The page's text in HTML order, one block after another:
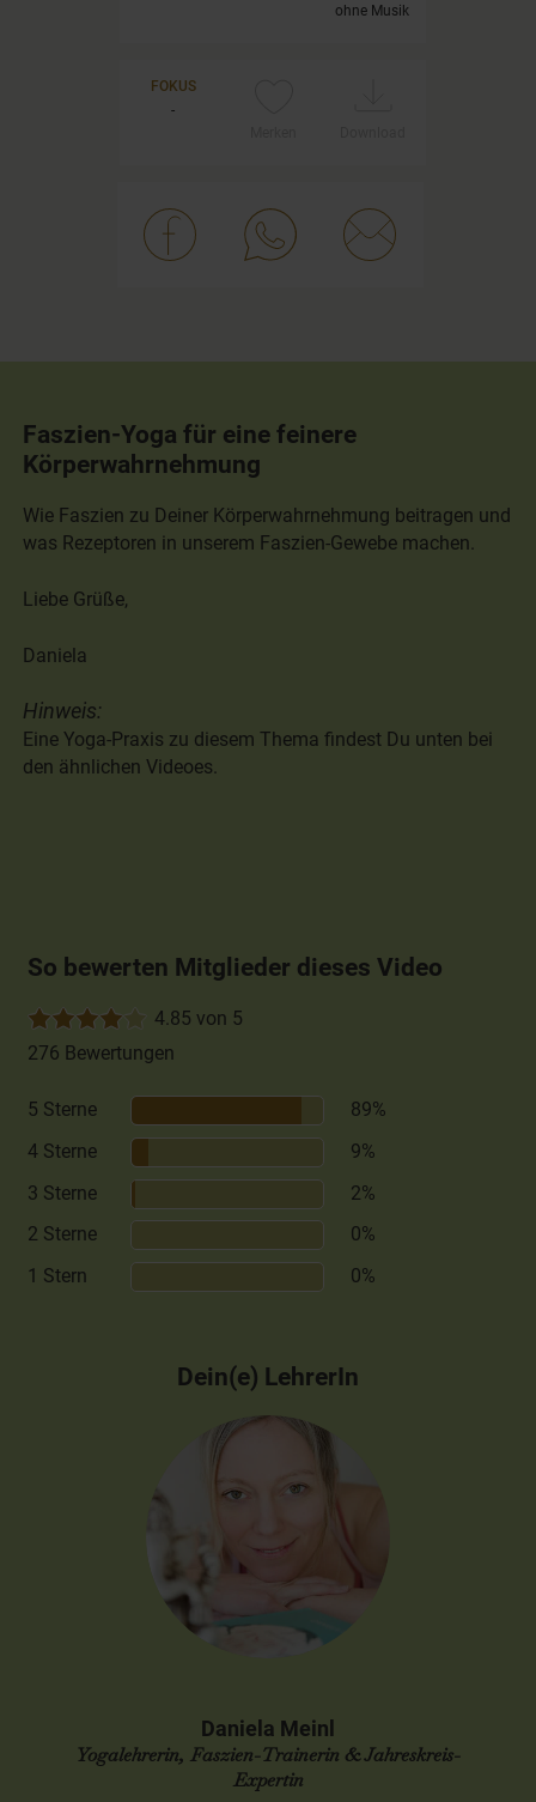
ohne Musik
FOKUS
-
Faszien-Yoga für eine feinere
Körperwahrnehmung
Wie Faszien zu Deiner Körperwahrnehmung beitragen und
was Rezeptoren in unserem Faszien-Gewebe machen.
Liebe Grüße,
Daniela
Hinweis:
Eine Yoga-Praxis zu diesem Thema findest Du unten bei
den ähnlichen Videoes.
So bewerten Mitglieder dieses Video
4.85 von 5
276 Bewertungen
5 Sterne
89%
4 Sterne
9%
3 Sterne
2%
2 Sterne
0%
1 Stern
0%
Dein(e) LehrerIn
Daniela Meinl
Yogalehrerin, Faszien-Trainerin & Jahreskreis-
Expertin